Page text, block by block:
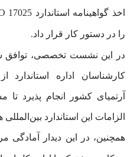
را در دستور کار قرار داد.
در این نشست تخصصی، توافق
کارشناسان اداره استاندارد
آرتمیای کشور انجام پذیرد تا
الزامات این استاندارد
همچنین، در این دیدار آمادگی